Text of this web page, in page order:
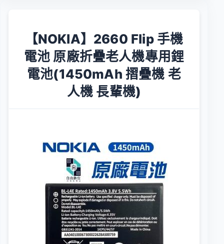
【NOKIA】2660 Flip 手機
電池 原廠折疊老人機專用鋰
電池(1450mAh 摺疊機 老
人機 長輩機)